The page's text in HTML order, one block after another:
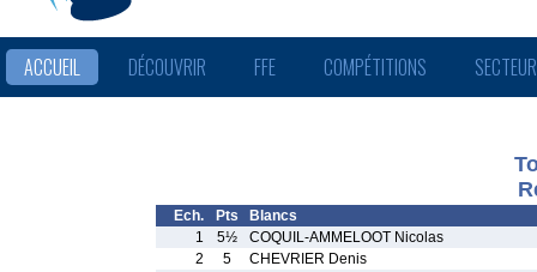
ACCUEIL DÉCOUVRIR FFE COMPÉTITIONS
Ech. Pts
Blancs
1
5½
COQUIL-AMMELOOT Nicolas
2
5
CHEVRIER Denis